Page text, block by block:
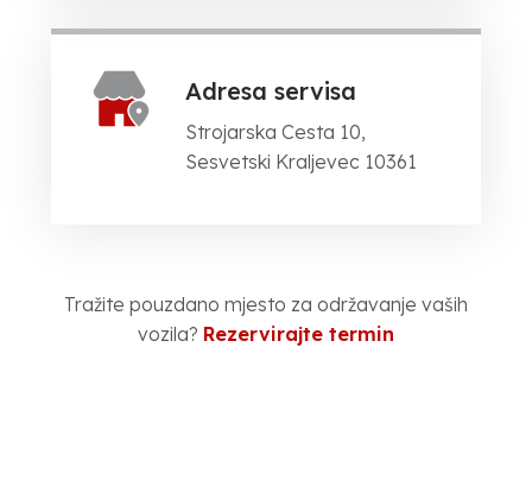
Adresa servisa
Strojarska Cesta 10,
Sesvetski Kraljevec 10361
Tražite pouzdano mjesto za održavanje vaših
vozila? Rezervirajte termin